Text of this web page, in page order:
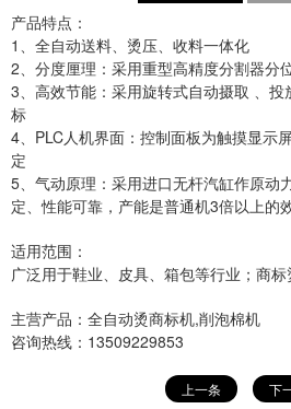
产品特点：
1、全自动送料、烫压、收料一体化
2、分度厘理：采用重型高精度分割器分
3、高效节能：采用旋转式自动摄取 、
标
4、PLC人机界面：控制面板为触摸显示
定
5、气动原理：采用进口无杆汽缸作原动
定、性能可靠，产能是普通机3倍以上的
适用范围：
广泛用于鞋业、皮具、箱包等行业；商标
主营产品： 全自动烫商标机,削泡棉机
咨询热线：13509229853
上一条 下